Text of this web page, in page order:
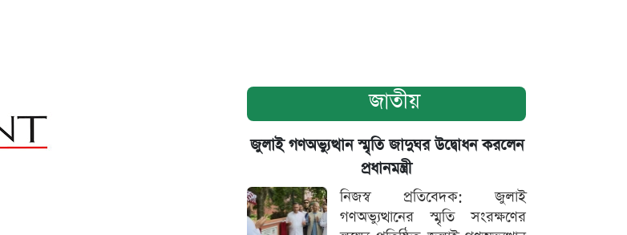
জাতীয়
জুলাই গণঅভ্যুত্থান স্মৃতি জাদুঘর উদ্বোধন করলেন
প্রধানমন্ত্রী
নিজস্ব প্রতিবেদক: জুলাই
গণঅভ্যুত্থানের স্মৃতি সংরক্ষণের